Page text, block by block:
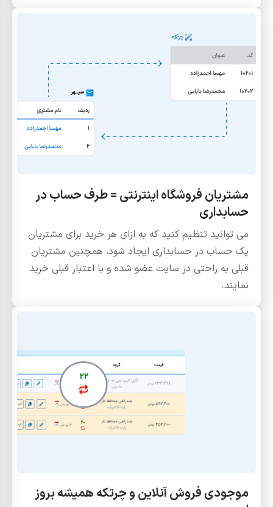
مشتریان فروشگاه اینترنتی = طرف حساب در
حسابداری
می توانید تنظیم کنید که به ازای هر خرید برای مشتریان
یک حساب در حسابداری ایجاد شود، همچنین مشتریان
قبلی به راحتی در سایت عضو شده و با اعتبار قبلی خرید
نمایند.
موجودی فروش آنلاین و چرتکه همیشه بروز